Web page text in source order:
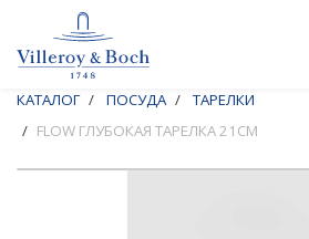
КАТАЛОГ ПОСУДА
ТАРЕЛКИ
FLOW ГЛУБОКАЯ ТАРЕЛКА 21СМ